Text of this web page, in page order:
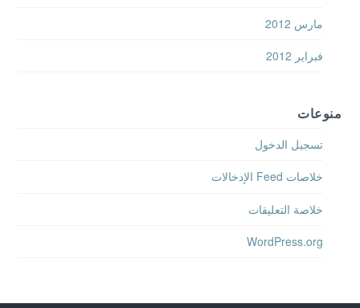
مارس 2012
فبراير 2012
منوعات
تسجيل الدخول
خلاصات Feed الإدخالات
خلاصة التعليقات
WordPress.org